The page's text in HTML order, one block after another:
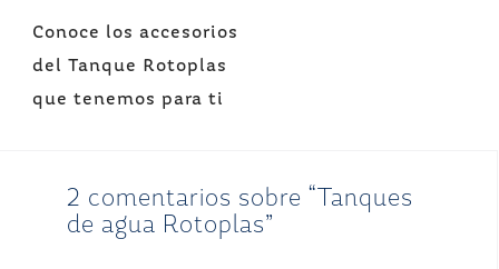
Navegación
de
entradas
Conoce los accesorios
del Tanque Rotoplas
que tenemos para ti
2 comentarios sobre “Tanques
de agua Rotoplas”